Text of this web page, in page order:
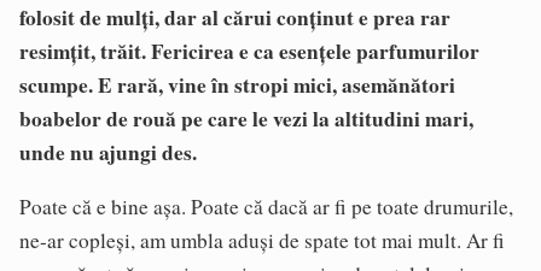
folosit de mulți, dar al cărui conținut e prea rar
resimțit, trăit. Fericirea e ca esențele parfumurilor
scumpe. E rară, vine în stropi mici, asemănători
boabelor de rouă pe care le vezi la altitudini mari,
unde nu ajungi des.
Poate că e bine așa. Poate că dacă ar fi pe toate drumurile,
ne-ar copleși, am umbla aduși de spate tot mai mult. Ar fi